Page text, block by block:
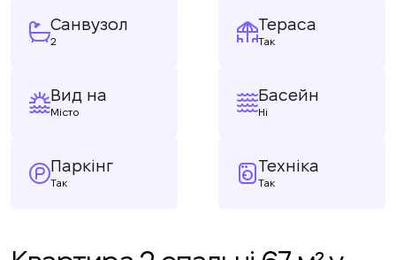
Санвузол
2
Тераса
Так
Вид на
Місто
Басейн
Ні
Паркінг
Так
Техніка
Так